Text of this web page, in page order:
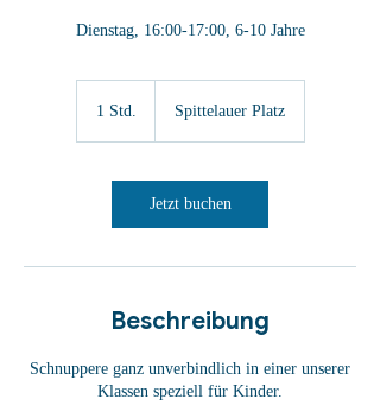
Dienstag, 16:00-17:00, 6-10 Jahre
1 Std.
d
Spittelauer Platz
Jetzt buchen
Beschreibung
Schnuppere ganz unverbindlich in einer unserer
Klassen speziell für Kinder.